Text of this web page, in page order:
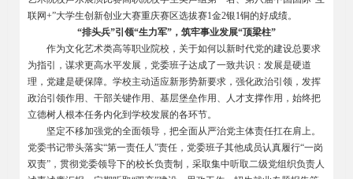
联网+”大学生创新创业大赛重庆赛区选拔赛1金2银1铜的好成绩。
“排头兵”引领“生力军”，筑牢事业发展“顶梁柱”
作为文化艺术类高等职业院校，关于如何以新时代党的建设总要求
为指引，谋求更高水平发展，党委班子达成了一致共识：发展是硬道
理，党建是硬保障。学校主动适应新形势新要求，强化政治引领，发挥
政治引领作用、干部关键作用、基层堡垒作用、人才支撑作用，始终把
立德树人根本任务内化到学校发展的各环节。
坚定不移加强党的全面领导，把全面从严治党主体责任扛在肩上。
党委书记带头落实“第一责任人”责任，党委班子其他成员认真履行“一岗
双责”，贯彻党委领导下的校长负责制，采取集中听取二级党组织负责人